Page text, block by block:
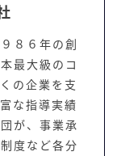
８６年の創
最大級のコ
の企業を支
な指導実績
が、事業承
度など各分